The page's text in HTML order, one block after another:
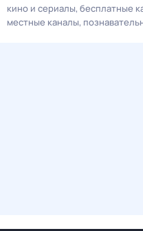
кино и сериалы бесплатные
местные каналы